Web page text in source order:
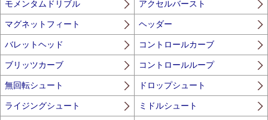
モメンタムドリブル アクセルバースト
マグネットフィート ヘッダー
バレットヘッド コントロールカーブ
ブリッツカーブ コントロールループ
無回転シュート ドロップシュート
ライジングシュート ミドルシュート